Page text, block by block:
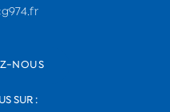
NOUS
SUR :